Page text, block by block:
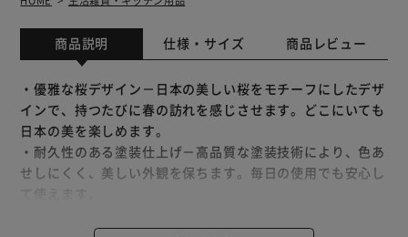
商品説明 仕様・サイズ 商品レビュー
・優雅な桜デザイン－日本の美しい桜をモチーフにしたデザ
インで、持つたびに春の訪れを感じさせます。どこにいても
日本の美を楽しめます。
・耐久性のある塗装仕上げ－高品質な塗装技術により、色あ
せしにくく、美しい外観を保ちます。毎日の使用でも安心し